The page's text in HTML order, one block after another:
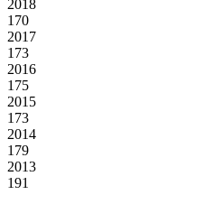
2018
170
2017
173
2016
175
2015
173
2014
179
2013
191